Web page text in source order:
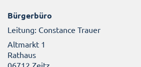
Bürgerbüro
Leitung: Constance Trauer
Altmarkt 1
Rathaus
06712 Zeitz